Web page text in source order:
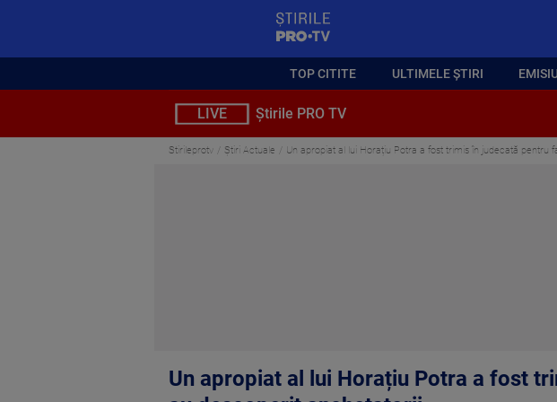
TOP CITITE ULTIMELE ȘTIRI
LIVE Știrile PRO TV
Stirileprotv Știri Actuale Un apropiat al lui Horațiu Potra a fost trimis în judecată pentru
Un apropiat al lui Horațiu Potra a fost